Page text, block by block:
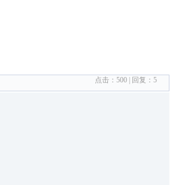
点击： 500 | 回复： 5